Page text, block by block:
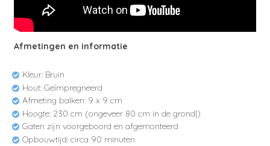
Afmetingen en informatie
Kleur: Bruin
Hout: Geïmpregneerd
Afmeting balken: 9 x 9 cm
Hoogte: 230 cm (ongeveer 80 cm in de grond|)
Gaten zijn voorgeboord en afgemonteerd
Opbouwtijd: circa 90 minuten